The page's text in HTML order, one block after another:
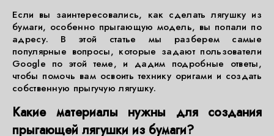
Если вы заинтересовались, как сделать лягушку из
бумаги, особенно прыгающую модель, вы попали по
адресу. В этой статье мы разберем самые
популярные вопросы, которые задают пользователи
Google по этой теме, и дадим подробные ответы,
чтобы помочь вам освоить технику оригами и создать
собственную прыгучую лягушку.
Какие материалы нужны для создания
прыгающей лягушки из бумаги?